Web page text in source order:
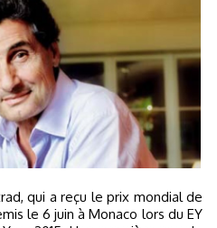
le 6 juin à Monaco lors du EY